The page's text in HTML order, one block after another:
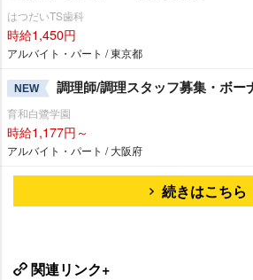
はつだいTS歯科
時給1,450円
アルバイト・パート / 東京都
NEW 調理師/調理スタッフ募集・ボー
育和白鷺学園
時給1,177円～
アルバイト・パート / 大阪府
続きはこちら
関連リンク+